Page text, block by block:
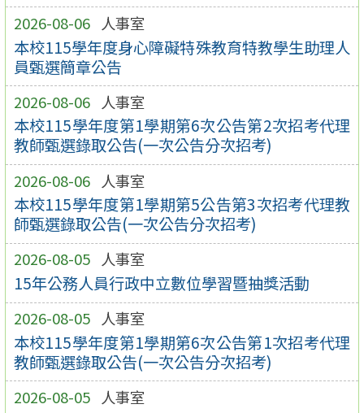
2026-08-06 人事室
本校115學年度身心障礙特殊教育特教學生助理人
員甄選簡章公告
2026-08-06 人事室
本校115學年度第1學期第6次公告第2次招考代理
教師甄選錄取公告(一次公告分次招考)
2026-08-06 人事室
本校115學年度第1學期第5公告第3次招考代理教
師甄選錄取公告(一次公告分次招考)
2026-08-05 人事室
15年公務人員行政中立數位學習暨抽獎活動
2026-08-05 人事室
本校115學年度第1學期第6次公告第1次招考代理
教師甄選錄取公告(一次公告分次招考)
2026-08-05 人事室